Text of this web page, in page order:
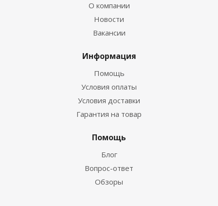
О компании
Новости
Вакансии
Информация
Помощь
Условия оплаты
Условия доставки
Гарантия на товар
Помощь
Блог
Вопрос-ответ
Обзоры